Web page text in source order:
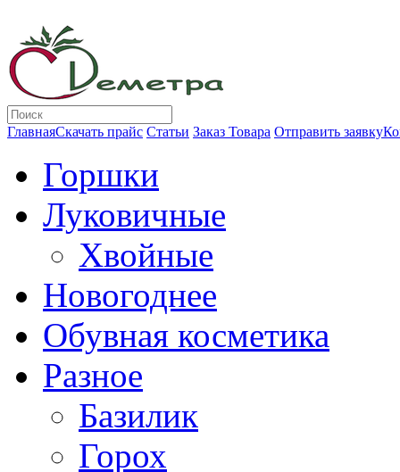
ГлавнаяСкачать прайс Статьи Заказ Товара Отправить заявку
Горшки
Луковичные
Хвойные
Новогоднее
Обувная косметика
Разное
Базилик
Горох